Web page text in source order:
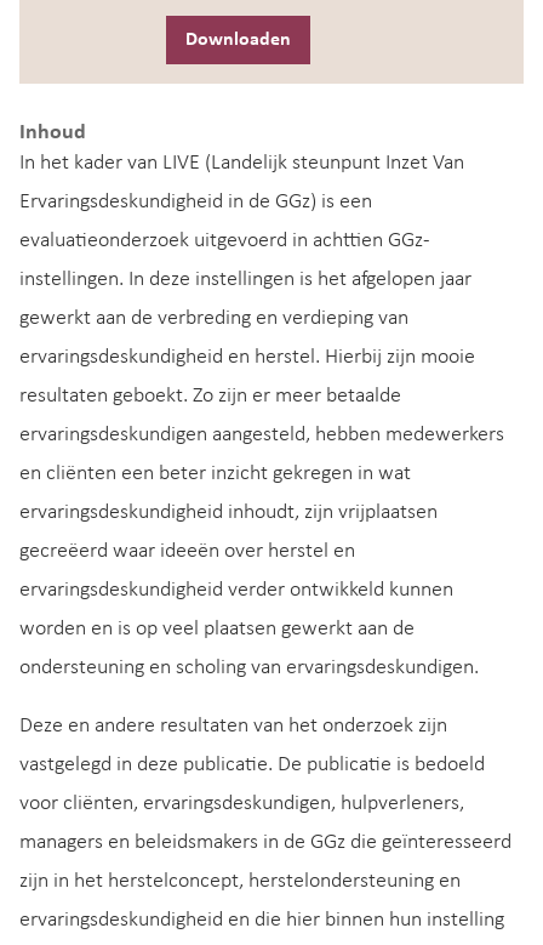
Downloaden
Inhoud
In het kader van LIVE (Landelijk steunpunt Inzet Van
Ervaringsdeskundigheid in de GGz) is een
evaluatieonderzoek uitgevoerd in achttien GGz-
instellingen. In deze instellingen is het afgelopen jaar
gewerkt aan de verbreding en verdieping van
ervaringsdeskundigheid en herstel. Hierbij zijn mooie
resultaten geboekt. Zo zijn er meer betaalde
ervaringsdeskundigen aangesteld, hebben medewerkers
en cliënten een beter inzicht gekregen in wat
ervaringsdeskundigheid inhoudt, zijn vrijplaatsen
gecreëerd waar ideeën over herstel en
ervaringsdeskundigheid verder ontwikkeld kunnen
worden en is op veel plaatsen gewerkt aan de
ondersteuning en scholing van ervaringsdeskundigen.
Deze en andere resultaten van het onderzoek zijn
vastgelegd in deze publicatie. De publicatie is bedoeld
voor cliënten, ervaringsdeskundigen, hulpverleners,
managers en beleidsmakers in de GGz die geïnteresseerd
zijn in het herstelconcept, herstelondersteuning en
ervaringsdeskundigheid en die hier binnen hun instelling